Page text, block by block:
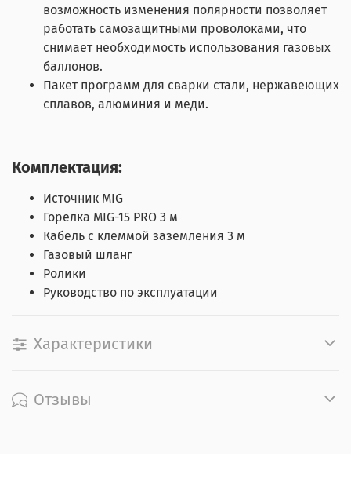
возможность изменения полярности позволяет
работать самозащитными проволоками, что
снимает необходимость использования газовых
баллонов.
Пакет программ для сварки стали, нержавеющих
сплавов, алюминия и меди.
Комплектация:
Источник MIG
Горелка MIG-15 PRO 3 м
Кабель с клеммой заземления 3 м
Газовый шланг
Ролики
Руководство по эксплуатации
Характеристики
Отзывы